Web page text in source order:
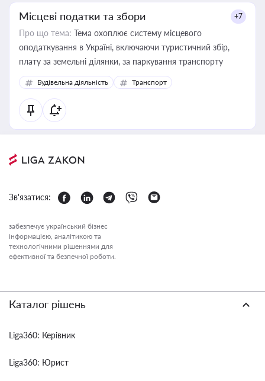
Місцеві податки та збори +7
Про що тема: Тема охоплює систему місцевого
оподаткування в Україні, включаючи туристичний збір,
плату за земельні ділянки, за паркування транспорту
Будівельна діяльність Транспорт
Зв'язатися:
забезпечує український бізнес
інформацією, аналітикою та
технологічними рішеннями для
ефективної та безпечної роботи.
Каталог рішень
Liga360: Керівник
Liga360: Юрист